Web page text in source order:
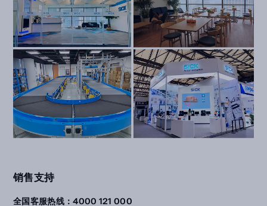
销售支持
全国客服热线：4000 121 000